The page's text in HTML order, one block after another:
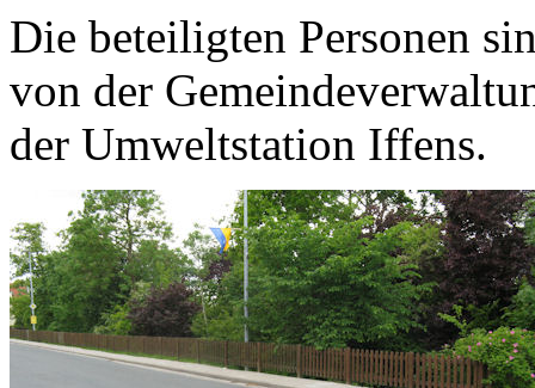
Die beteiligten Personen
von der
der Umweltstation Iffens.